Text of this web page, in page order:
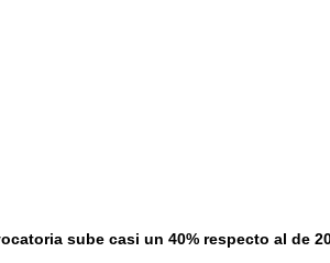
sube casi un 40% respecto al de